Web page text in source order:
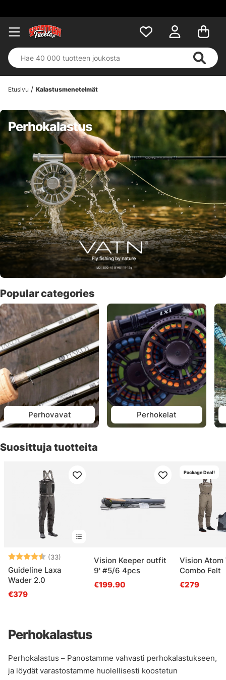
Etusivu Kalastusmenetelmät
Perhokalastus
Popular categories
Perhovavat Perhokelat
Suosittuja tuotteita
Arvio: (33)
4.6 5:sta tähdestä
Guideline Laxa
Wader 2.0
€379
Vision Keeper outfit
9' #5/6 4pcs
€199.90
Package Deal!
Vision Atom
Combo Felt
€279
Perhokalastus
Perhokalastus – Panostamme vahvasti perhokalastukseen,
ja löydät varastostamme huolellisesti koostetun